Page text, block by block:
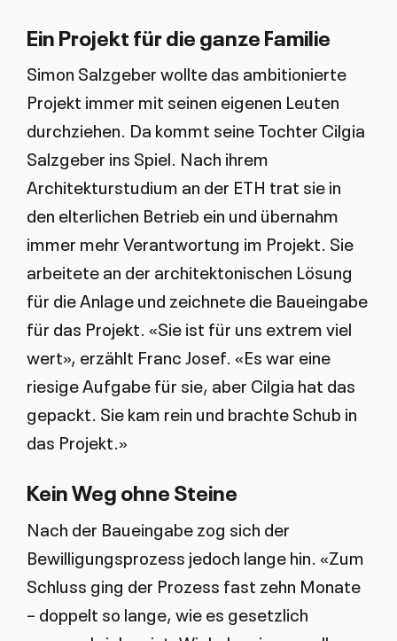
Ein Projekt für die ganze Familie
Simon Salzgeber wollte das ambitionierte
Projekt immer mit seinen eigenen Leuten
durchziehen. Da kommt seine Tochter Cilgia
Salzgeber ins Spiel. Nach ihrem
Architekturstudium an der ETH trat sie in
den elterlichen Betrieb ein und übernahm
immer mehr Verantwortung im Projekt. Sie
arbeitete an der architektonischen Lösung
für die Anlage und zeichnete die Baueingabe
für das Projekt. «Sie ist für uns extrem viel
wert», erzählt Franc Josef. «Es war eine
riesige Aufgabe für sie, aber Cilgia hat das
gepackt. Sie kam rein und brachte Schub in
das Projekt.»
Kein Weg ohne Steine
Nach der Baueingabe zog sich der
Bewilligungsprozess jedoch lange hin. «Zum
Schluss ging der Prozess fast zehn Monate
– doppelt so lange, wie es gesetzlich